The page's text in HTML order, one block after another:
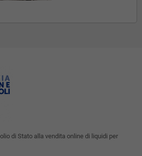
di Stato alla vendita online di liquidi per